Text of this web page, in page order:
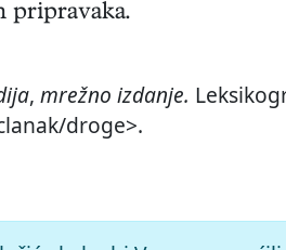
pripravaka.
, mrežno izdanje.
droge>.